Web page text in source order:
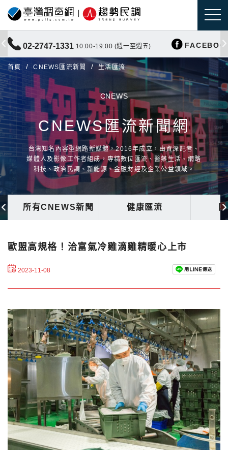
02-2747-1331 10:00-19:00 (週一至週五)
首頁 CNEWS匯流新聞 生活匯流
CNEWS
CNEWS匯流新聞網
台灣知名內容型網路新媒體，2016年成立，由資深記者、
媒體人及影像工作者組成，專精數位匯流、醫藥生活、網路
科技、政治民調、新能源、金融財經及企業公益領域。
所有CNEWS新聞 健康匯流
歐盟高規格！洽富氣冷雞滴雞精暖心上市
2023-11-08